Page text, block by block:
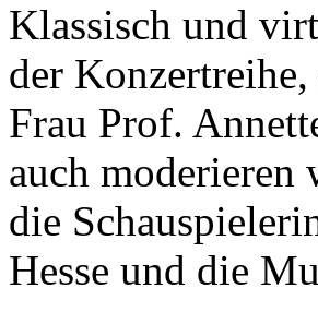
Klassisch und
der
Frau Prof.
auch
die
Hesse und die